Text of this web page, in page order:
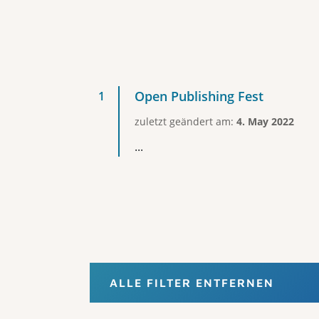
Open Publishing Fest
zuletzt geändert am: 4. May 2022
...
ALLE FILTER ENTFERNEN